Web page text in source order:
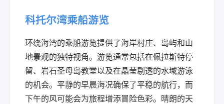
科托尔湾乘船游览
环绕海湾的乘船游览提供了海岸村庄、岛屿和山
地景观的独特视角。游览通常包括在佩拉斯特停
留、岩石圣母岛教堂以及在晶莹剔透的水域游泳
的机会。平静的早晨海况确保了平稳的航行，而
下午的风可能会为旅程增添冒险色彩。晴朗的天